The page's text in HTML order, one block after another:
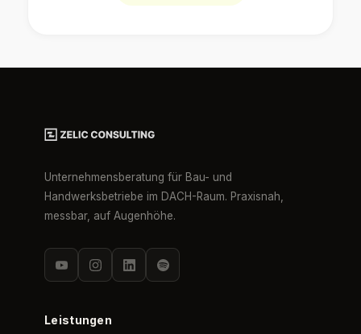
Unternehmensberatung für Bau- und
Handwerksbetriebe im DACH-Raum. Praxisnah,
messbar, auf Augenhöhe.
Leistungen